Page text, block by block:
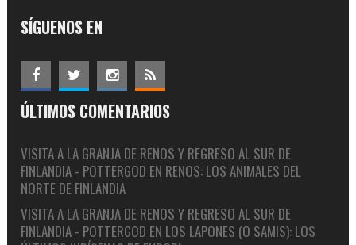
SÍGUENOS EN
ÚLTIMOS COMENTARIOS
VISITA A LA GRANJA DE RENOS Y REGRESO AL SUR DE
FINLANDIA - POTTERGOD EN RENOS: LOS ANIMALES DEL
NORTE DE FINLANDIA
VISITA A LA GRANJA DE RENOS Y REGRESO AL SUR DE
FINLANDIA - POTTERGOD EN LOS LAPONES (O SAMIS): LOS